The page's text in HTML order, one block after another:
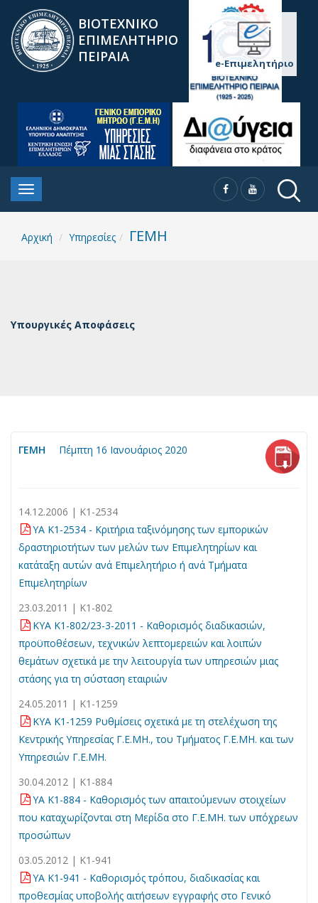
ΒΙΟΤΕΧΝΙΚΟ
ΕΠΙΜΕΛΗΤΗΡΙΟ
ΠΕΙΡΑΙΑ
e-Επιμελητήριο
Αρχική Υπηρεσίες ΓΕΜΗ
Υπουργικές Αποφάσεις
ΓΕΜΗ Πέμπτη 16 Ιανουάριος 2020
14.12.2006 | K1-2534
YA Κ1-2534 - Κριτήρια ταξινόμησης των εμπορικών
δραστηριοτήτων των μελών των Επιμελητηρίων και
κατάταξη αυτών ανά Επιμελητήριο ή ανά Τμήματα
Επιμελητηρίων
23.03.2011 | K1-802
ΚΥΑ Κ1-802/23-3-2011 - Kαθορισμός διαδικασιών,
προϋποθέσεων, τεχνικών λεπτομερειών και λοιπών
θεμάτων σχετικά με την λειτουργία των υπηρεσιών μιας
στάσης για τη σύσταση εταιριών
24.05.2011 | Κ1-1259
KYA Κ1-1259 Ρυθμίσεις σχετικά με τη στελέχωση της
Κεντρικής Υπηρεσίας Γ.Ε.ΜΗ., του Τμήματος Γ.Ε.ΜΗ. και των
Υπηρεσιών Γ.Ε.ΜΗ.
30.04.2012 | Κ1-884
YA Κ1-884 - Καθορισμός των απαιτούμενων στοιχείων
που καταχωρίζονται στη Μερίδα στο Γ.Ε.ΜΗ. των υπόχρεων
προσώπων
03.05.2012 | Κ1-941
YA Κ1-941 - Καθορισμός τρόπου, διαδικασίας και
προθεσμίας υποβολής αιτήσεων εγγραφής στο Γενικό